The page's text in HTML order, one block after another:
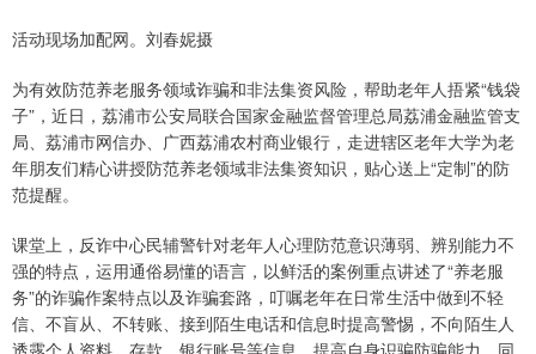
活动现场加配网。刘春妮摄
为有效防范养老服务领域诈骗和非法集资风险，帮助老年人捂紧“钱袋
子”，近日，荔浦市公安局联合国家金融监督管理总局荔浦金融监管支
局、荔浦市网信办、广西荔浦农村商业银行，走进辖区老年大学为老
年朋友们精心讲授防范养老领域非法集资知识，贴心送上“定制”的防
范提醒。
课堂上，反诈中心民辅警针对老年人心理防范意识薄弱、辨别能力不
强的特点，运用通俗易懂的语言，以鲜活的案例重点讲述了“养老服
务”的诈骗作案特点以及诈骗套路，叮嘱老年在日常生活中做到不轻
信、不盲从、不转账、接到陌生电话和信息时提高警惕，不向陌生人
透露个人资料、存款、银行账号等信息，提高自身识骗防骗能力。同